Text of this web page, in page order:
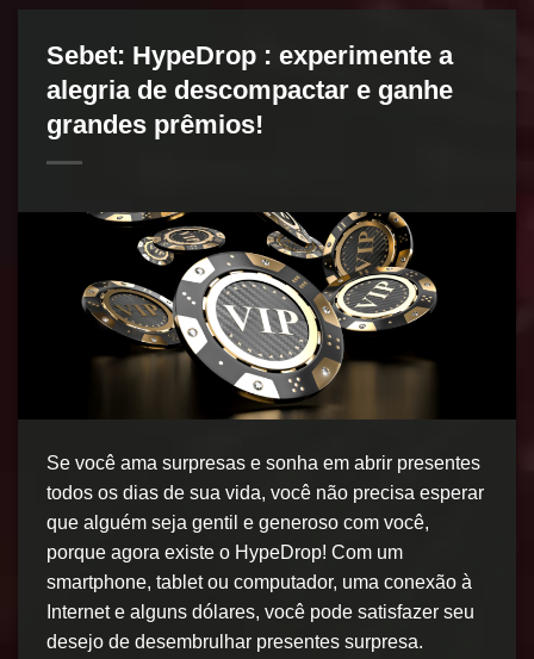
Sebet: HypeDrop : experimente a
alegria de descompactar e ganhe
grandes prêmios!
Se você ama surpresas e sonha em abrir presentes
todos os dias de sua vida, você não precisa esperar
que alguém seja gentil e generoso com você,
porque agora existe o HypeDrop! Com um
smartphone, tablet ou computador, uma conexão à
Internet e alguns dólares, você pode satisfazer seu
desejo de desembrulhar presentes surpresa.